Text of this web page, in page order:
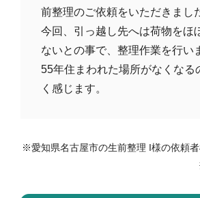
前整理のご依頼をいただきまし
今回、引っ越し先へは荷物をほ
ないとの事で、整理作業を行い
55年住まわれた場所がなくなる
く感じます。
※愛知県名古屋市の生前整理 I様の依頼